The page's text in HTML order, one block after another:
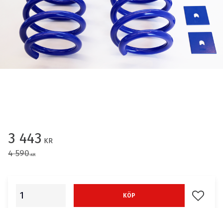
Nedsatt pris:
3 443 KR
Ordinarie pris:
4 590KR
KÖP Lägg